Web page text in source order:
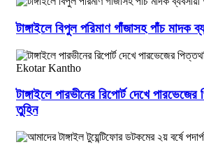
টাঙ্গাইলে বিপুল পরিমাণ গাঁজাসহ পাঁচ মাদক
টাঙ্গাইলে পারভীনের রিপোর্ট দেখে
তুহিন